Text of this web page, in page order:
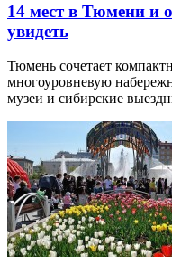
14 мест в Тюмени и
увидеть
Тюмень сочетает
многоуровневую
музеи и сибирские